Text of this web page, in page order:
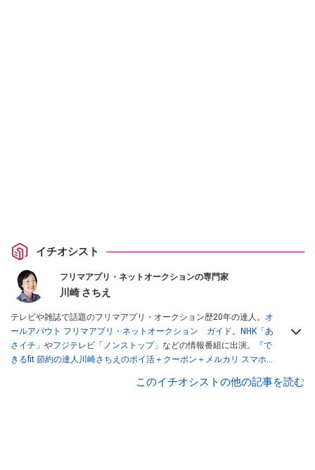
イチオシスト
フリマアプリ・ネットオークションの専門家
川崎 さちえ
テレビや雑誌で話題のフリマアプリ・オークション歴20年の達人。 オ
ールアバウト フリマアプリ・ネットオークション ガイド。
NHK「あ
さイチ」 やフジテレビ「ノンストップ」 などの情報番組に出演。
『で
きるfit 節約の達人川崎さちえのポイ活＋クーポン＋メルカリ スマホで
スマホ1つでスキマ時間に効率的に稼ぐ！』（翔泳社刊） ほか著書多
このイチオシストの他の記事を読む